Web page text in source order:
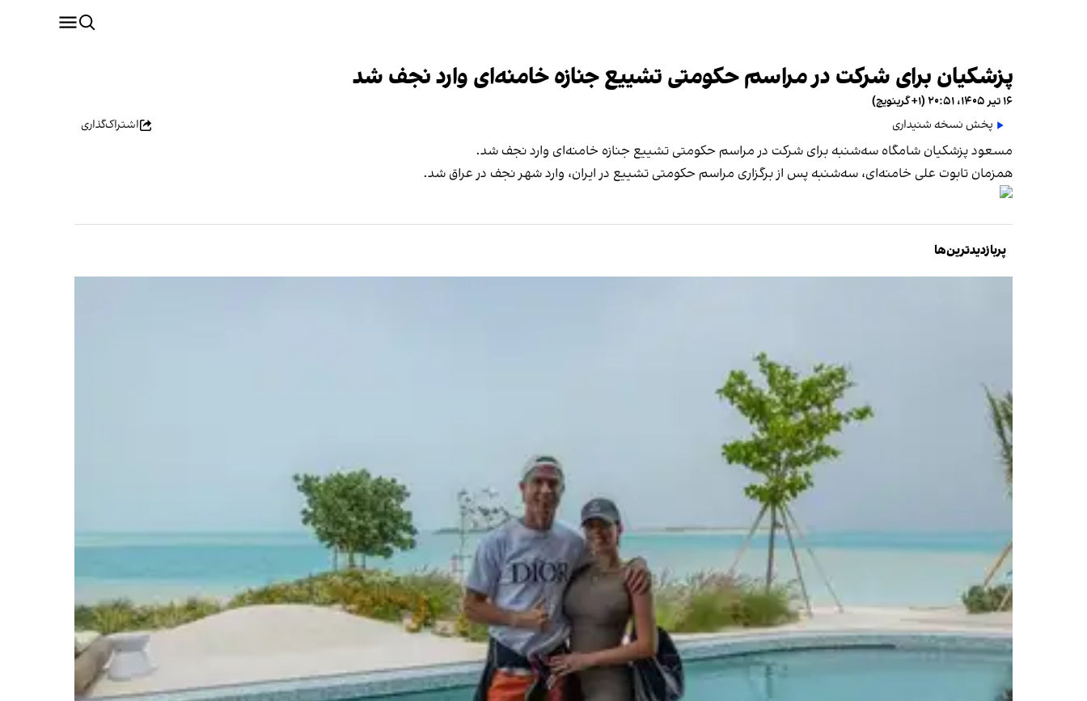
پزشکیان برای شرکت در مراسم حکومتی تشییع جنازه خامنه‌ای وارد نجف شد
۱۶ تیر ۱۴۰۵، ۲۰:۵۱ (‎+۱ گرینویچ)
پخش نسخه شنیداری
اشتراک‌گذاری
مسعود پزشکیان شامگاه سه‌شنبه برای شرکت در مراسم حکومتی تشییع جنازه خامنه‌ای وارد نجف شد.
همزمان تابوت علی خامنه‌ای، سه‌شنبه پس از برگزاری مراسم حکومتی تشییع در ایران، وارد شهر نجف در عراق شد.
پربازدیدترین‌ها